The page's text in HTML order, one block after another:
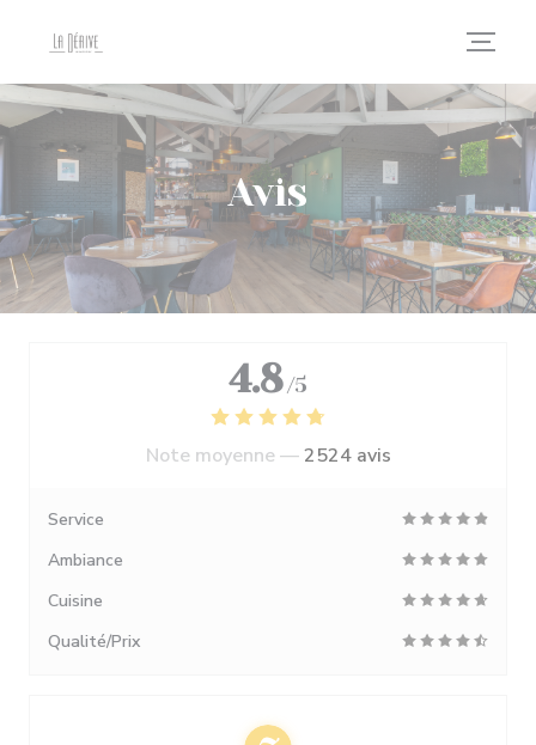
Avis
4.8 /5
Note moyenne —2524 avis
Service
Ambiance
Cuisine
Qualité/Prix